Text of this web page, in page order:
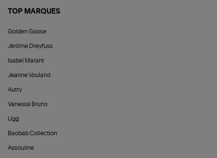
TOP MARQUES
Golden Goose
Jérôme Dreyfuss
Isabel Marant
Jeanne Vouland
Autry
Vanessa Bruno
Ugg
Baobab Collection
Assouline